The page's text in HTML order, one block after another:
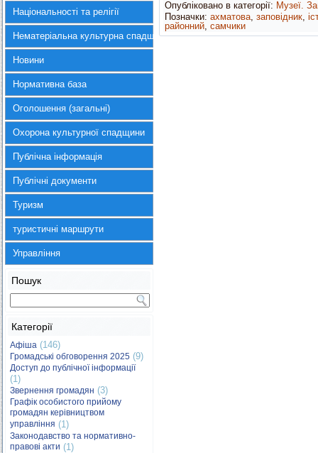
Національності та релігії
Нематеріальна культурна спадщина
Новини
Нормативна база
Оголошення (загальні)
Охорона культурної спадщини
Публічна інформація
Публічні документи
Туризм
туристичні маршрути
Управління
Пошук
Категорії
Афіша (146)
Громадські обговорення 2025 (9)
Доступ до публічної інформації
(1)
Звернення громадян (3)
Графік особистого прийому
громадян керівництвом
управління (1)
Законодавство та нормативно-
правові акти (1)
Опубліковано в категорії: Музеї.
Позначки: ахматова, заповідник,
районний, самчики